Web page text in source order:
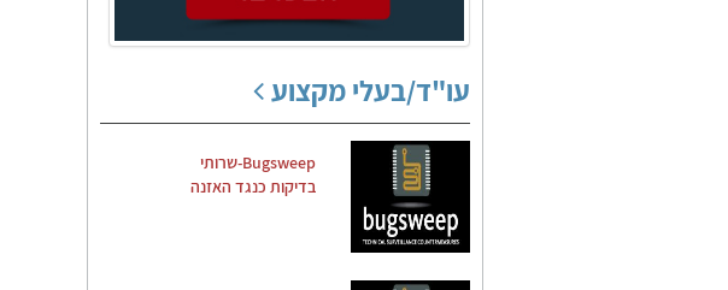
עו"ד/בעלי מקצוע
Bugsweep-שרותי
בדיקות כנגד האזנה